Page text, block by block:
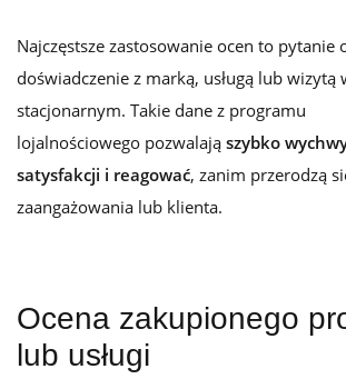
Najczęstsze zastosowanie ocen to pytanie
doświadczenie z marką, usługą lub wizytą
stacjonarnym. Takie dane z programu
lojalnościowego pozwalają szybko
satysfakcji i reagować, zanim przerodzą
zaangażowania lub klienta.
Ocena zakupionego
lub usługi